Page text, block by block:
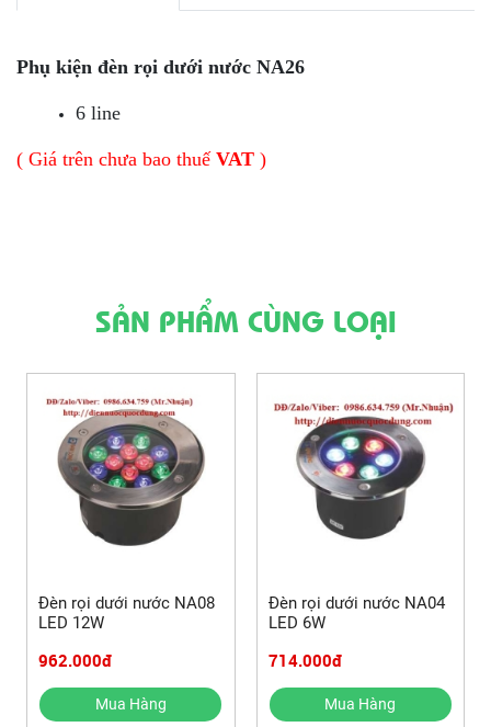
Phụ kiện đèn rọi dưới nước NA26
6 line
( Giá trên chưa bao thuế VAT )
SẢN PHẨM CÙNG LOẠI
Đèn rọi dưới nước NA08
LED 12W
962.000đ
Mua Hàng
Đèn rọi dưới nước NA04
LED 6W
714.000đ
Mua Hàng